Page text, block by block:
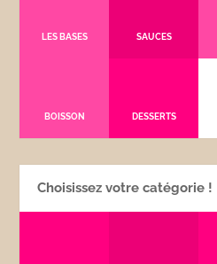
LES BASES SAUCES
BOISSON DESSERTS
Choisissez votre catégorie !